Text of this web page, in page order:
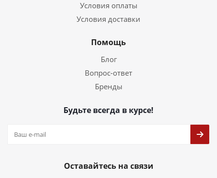
Условия оплаты
Условия доставки
Помощь
Блог
Вопрос-ответ
Бренды
Будьте всегда в курсе!
Оставайтесь на связи